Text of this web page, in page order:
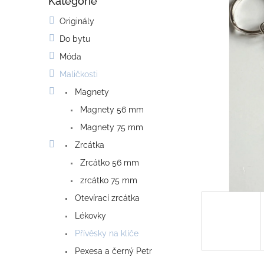
Originály
Do bytu
Móda
Maličkosti
Magnety
Magnety 56 mm
Magnety 75 mm
Zrcátka
Zrcátko 56 mm
zrcátko 75 mm
Otevírací zrcátka
Lékovky
Přívěsky na klíče
Pexesa a černý Petr